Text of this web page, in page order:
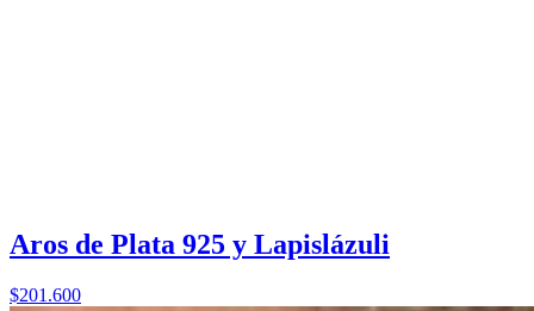
Aros de Plata 925 y Lapislázuli
$201.600